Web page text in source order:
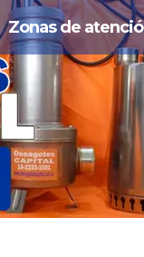
Zonas de